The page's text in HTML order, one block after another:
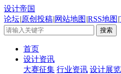
设计帝国
论坛|原创投稿|网站地图 |RSS地图 |
首页
设计资讯
大赛征集 行业资讯 设计展览